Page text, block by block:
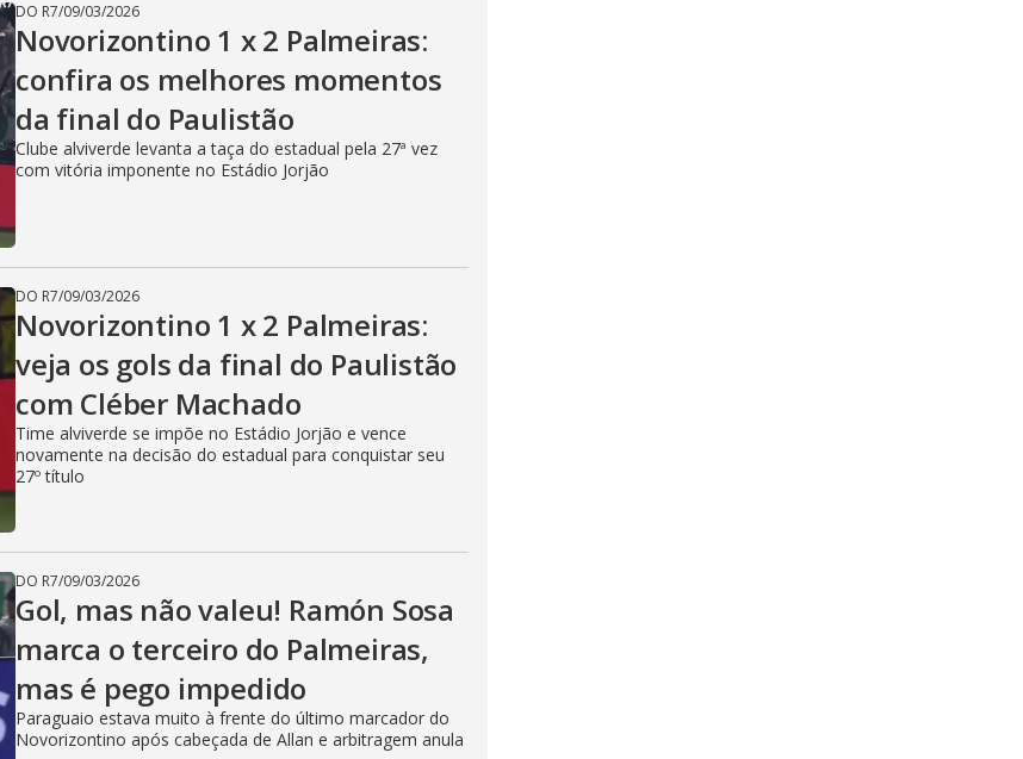
DO R7/09/03/2026
Novorizontino 1 x 2 Palmeiras:
confira os melhores momentos
da final do Paulistão
Clube alviverde levanta a taça do estadual pela 27ª vez
com vitória imponente no Estádio Jorjão
DO R7/09/03/2026
Novorizontino 1 x 2 Palmeiras:
veja os gols da final do Paulistão
com Cléber Machado
Time alviverde se impõe no Estádio Jorjão e vence
novamente na decisão do estadual para conquistar seu
27º título
DO R7/09/03/2026
Gol, mas não valeu! Ramón Sosa
marca o terceiro do Palmeiras,
mas é pego impedido
Paraguaio estava muito à frente do último marcador do
Novorizontino após cabeçada de Allan e arbitragem anula